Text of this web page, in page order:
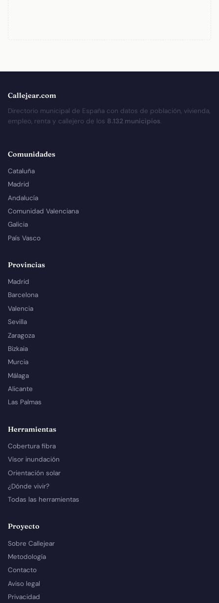
Callejear.com
Directorio municipal de España con datos de población, vivienda,
empleo, renta y callejero de los 8.132 municipios.
Comunidades
Cataluña
Madrid
Andalucía
Comunidad Valenciana
Galicia
País Vasco
Provincias
Madrid
Barcelona
Valencia
Sevilla
Zaragoza
Bizkaia
Murcia
Málaga
Alicante
Las Palmas
Herramientas
Cobertura fibra
Visor inundación
Orientación solar
¿Dónde vivir?
Todas las herramientas
Proyecto
Sobre Callejear
Metodología
Contacto
Aviso legal
Privacidad